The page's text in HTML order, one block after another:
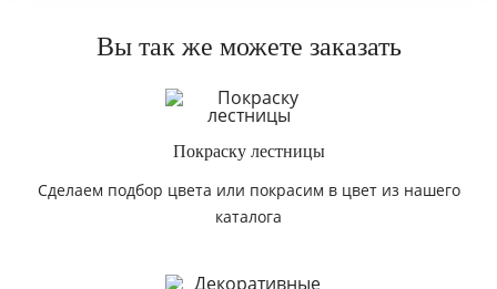
Вы так же можете заказать
Покраску лестницы
Сделаем подбор цвета или покрасим в цвет из нашего
каталога